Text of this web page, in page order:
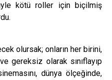
kötü roller için biçilmiş
olursak; onların her birini,
gereksiz olarak sınıflayıp
dünya ölçeğinde,